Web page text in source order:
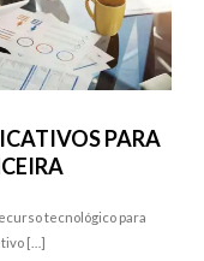
PARA
tecnológico para
[…]